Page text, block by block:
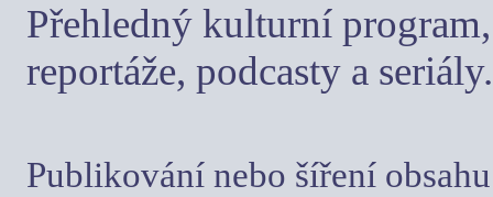
Přehledný kulturní
reportáže, podcasty a seriály.
Publikování nebo šíření